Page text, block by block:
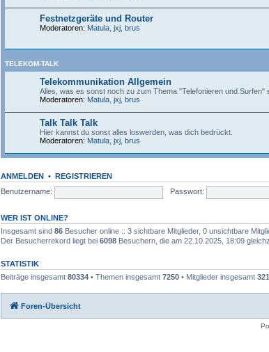
Festnetzgeräte und Router
Moderatoren: Matula jxj brus
TELEKOM-TALK
Telekommunikation Allgemein
Alles, was es sonst noch zu zum Thema "Telefonieren und Surfen"
Moderatoren: Matula jxj brus
Talk Talk Talk
Hier kannst du sonst alles loswerden, was dich bedrückt.
Moderatoren: Matula jxj brus
ANMELDEN • REGISTRIEREN
Benutzername:
Passwort:
WER IST ONLINE?
Insgesamt sind 86 Besucher online :: 3 sichtbare Mitglieder, 0 unsichtbare
Der Besucherrekord liegt bei 6098 Besuchern, die am 22.10.2025, 18:09
STATISTIK
Beiträge insgesamt 80334 • Themen insgesamt 7250 • Mitglieder insgesamt
Foren-Übersicht